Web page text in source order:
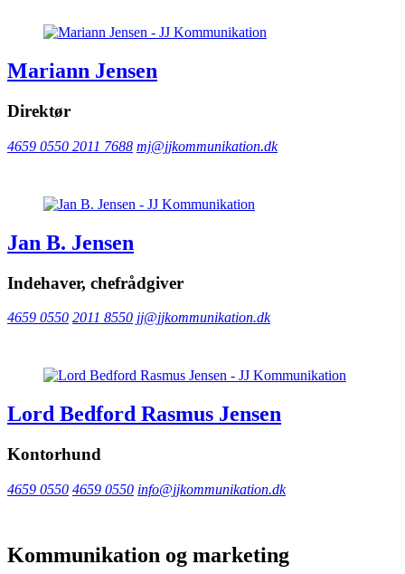
Mariann Jensen
Direktør
4659 0550 2011 7688 mj@jjkommunikation.dk
Jan B. Jensen
Indehaver, chefrådgiver
4659 0550 2011 8550 jj@jjkommunikation.dk
Lord Bedford Rasmus Jensen
Kontorhund
4659 0550 4659 0550 info@jjkommunikation.dk
Kommunikation og marketing